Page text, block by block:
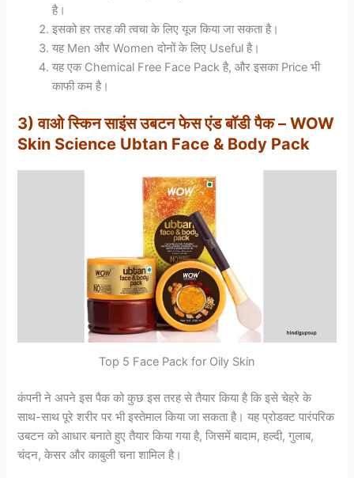
है।
इसको हर तरह की त्वचा के लिए यूज किया जा सकता है।
यह Men और Women दोनों के लिए Useful है।
यह एक Chemical Free Face Pack है, और इसका Price भी
काफी कम है।
3) वाओ स्किन साइंस उबटन फेस एंड बॉडी पैक – WOW
Skin Science Ubtan Face & Body Pack
Top 5 Face Pack for Oily Skin
कंपनी ने अपने इस पैक को कुछ इस तरह से तैयार किया है कि इसे चेहरे के
साथ-साथ पूरे शरीर पर भी इस्तेमाल किया जा सकता है। यह प्रोडक्ट पारंपरिक
उबटन को आधार बनाते हुए तैयार किया गया है, जिसमें बादाम, हल्दी, गुलाब,
चंदन, केसर और काबुली चना शामिल है।